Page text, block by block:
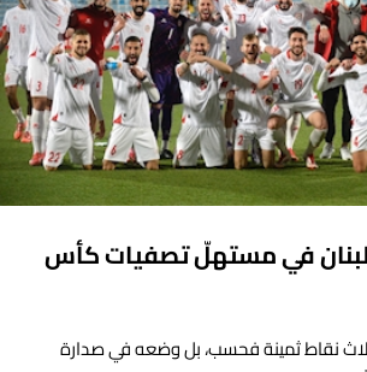
في مستهلّ تصفيات كأس
ثلاث نقاط ثمينة فحسب، بل وضعه في صدارة